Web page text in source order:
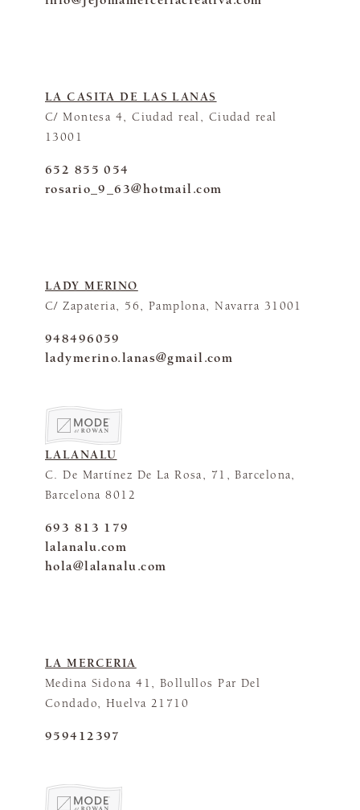
LA CASITA DE LAS LANAS
C/ Montesa 4, Ciudad real, Ciudad real
13001
652 855 054
rosario_9_63@hotmail.com
LADY MERINO
C/ Zapateria, 56, Pamplona, Navarra 31001
948496059
ladymerino.lanas@gmail.com
LALANALU
C. De Martínez De La Rosa, 71, Barcelona,
Barcelona 8012
693 813 179
lalanalu.com
hola@lalanalu.com
LA MERCERIA
Medina Sidona 41, Bollullos Par Del
Condado, Huelva 21710
959412397